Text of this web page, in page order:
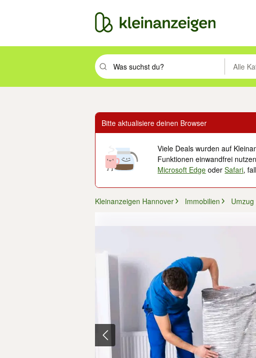
Suchbegriff eingeben. Eingabetaste drücken um
Alle
Bitte aktualisiere deinen Browser
Viele Deals wurden auf
Funktionen einwandfrei
Microsoft Edge oderSafari,
Kleinanzeigen Hannover Immobilien